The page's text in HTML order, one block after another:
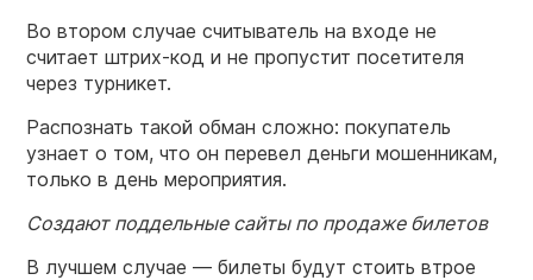
Во втором случае считыватель на входе не
считает штрих-код и не пропустит посетителя
через турникет.
Распознать такой обман сложно: покупатель
узнает о том, что он перевел деньги мошенникам,
только в день мероприятия.
Создают поддельные сайты по продаже билетов
В лучшем случае — билеты будут стоить втрое